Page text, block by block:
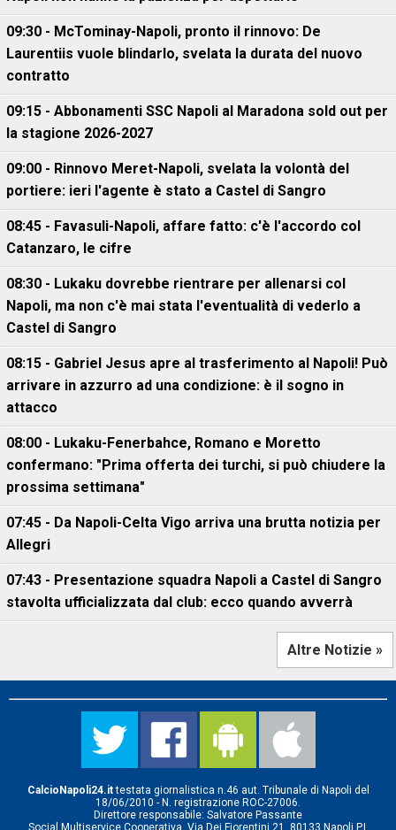
09:30 - McTominay-Napoli, pronto il rinnovo: De
Laurentiis vuole blindarlo, svelata la durata del nuovo
contratto
09:15 - Abbonamenti SSC Napoli al Maradona sold out per
la stagione 2026-2027
09:00 - Rinnovo Meret-Napoli, svelata la volontà del
portiere: ieri l'agente è stato a Castel di Sangro
08:45 - Favasuli-Napoli, affare fatto: c'è l'accordo col
Catanzaro, le cifre
08:30 - Lukaku dovrebbe rientrare per allenarsi col
Napoli, ma non c'è mai stata l'eventualità di vederlo a
Castel di Sangro
08:15 - Gabriel Jesus apre al trasferimento al Napoli! Può
arrivare in azzurro ad una condizione: è il sogno in
attacco
08:00 - Lukaku-Fenerbahce, Romano e Moretto
confermano: "Prima offerta dei turchi, si può chiudere la
prossima settimana"
07:45 - Da Napoli-Celta Vigo arriva una brutta notizia per
Allegri
07:43 - Presentazione squadra Napoli a Castel di Sangro
stavolta ufficializzata dal club: ecco quando avverrà
Altre Notizie »
CalcioNapoli24.ittestata giornalistica n.46 aut. Tribunale di Napoli del
18/06/2010 - N. registrazione ROC-27006.
Direttore responsabile: Salvatore Passante